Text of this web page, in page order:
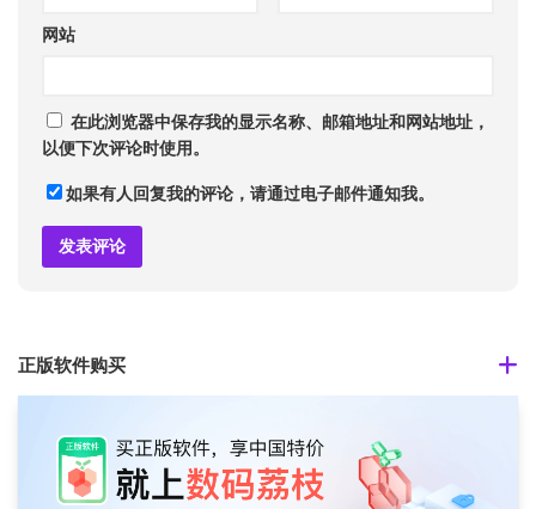
网站
在此浏览器中保存我的显示名称、邮箱地址和网站地址，
以便下次评论时使用。
如果有人回复我的评论，请通过电子邮件通知我。
正版软件购买